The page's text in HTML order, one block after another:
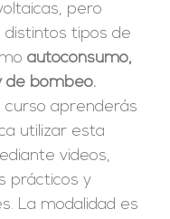
pero
tipos de
autoconsumo,
de bombeo.
curso aprenderás
utilizar esta
videos,
prácticos y
La modalidad es